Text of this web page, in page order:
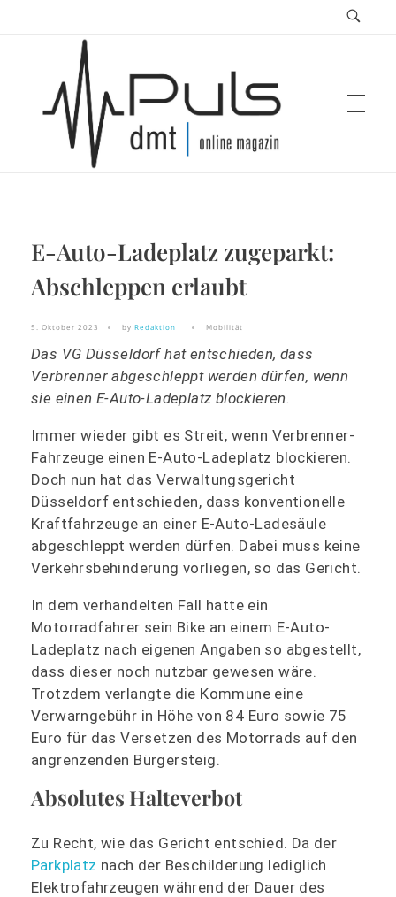
Puls Magazin
Zukunft der Mobilität
E-Auto-Ladeplatz zugeparkt:
Abschleppen erlaubt
5. Oktober 2023 by Redaktion Mobilität
Das VG Düsseldorf hat entschieden, dass
Verbrenner abgeschleppt werden dürfen, wenn
sie einen E-Auto-Ladeplatz blockieren.
Immer wieder gibt es Streit, wenn Verbrenner-
Fahrzeuge einen E-Auto-Ladeplatz blockieren.
Doch nun hat das Verwaltungsgericht
Düsseldorf entschieden, dass konventionelle
Kraftfahrzeuge an einer E-Auto-Ladesäule
abgeschleppt werden dürfen. Dabei muss keine
Verkehrsbehinderung vorliegen, so das Gericht.
In dem verhandelten Fall hatte ein
Motorradfahrer sein Bike an einem E-Auto-
Ladeplatz nach eigenen Angaben so abgestellt,
dass dieser noch nutzbar gewesen wäre.
Trotzdem verlangte die Kommune eine
Verwarngebühr in Höhe von 84 Euro sowie 75
Euro für das Versetzen des Motorrads auf den
angrenzenden Bürgersteig.
Absolutes Halteverbot
Zu Recht, wie das Gericht entschied. Da der
Parkplatz nach der Beschilderung lediglich
Elektrofahrzeugen während der Dauer des